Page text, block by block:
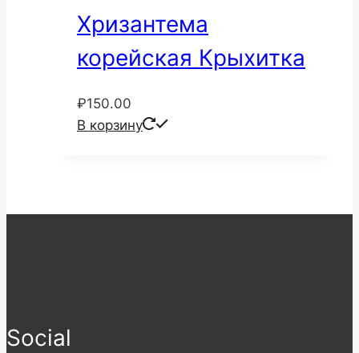
Хризантема
корейская Крыхитка
₽150.00
В корзину
Social